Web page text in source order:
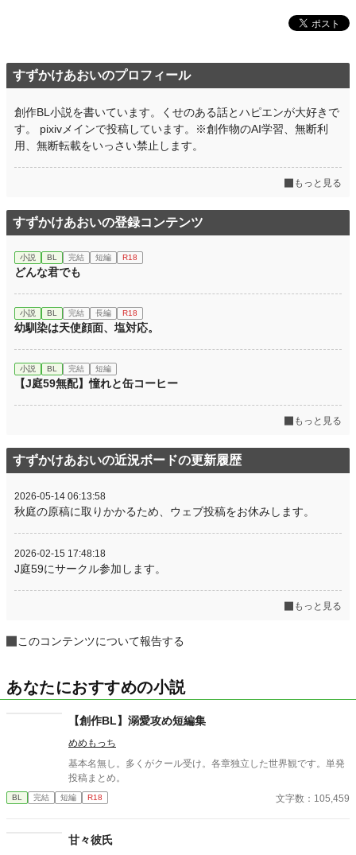
すずかけあおいのプロフィール
創作BL小説を書いています。くせのある話とハピエンが大好きで
す。 pixivメインで投稿しています。※創作物のAI学習、無断利
用、無断転載をいっさい禁止します。
もっと見る
すずかけあおいの登録コンテンツ
小説 BL 完結 短編 R18
どんな君でも
小説 BL 完結 長編 R18
幼馴染は天使顔面、塩対応。
小説 BL 完結 短編
【J庭59無配】憧れと缶コーヒー
もっと見る
すずかけあおいの近況ボードの更新履歴
2026-05-14 06:13:58
秋庭の原稿に取りかかるため、ウェブ投稿をお休みします。
2026-02-15 17:48:18
J庭59にサークル参加します。
もっと見る
このコンテンツについて報告する
あなたにおすすめの小説
【創作BL】溺愛攻め短編集
めめもっち
基本名無し。多くがクール受け。各章独立した世界観です。単発
投稿まとめ。
BL 完結 短編 R18 文字数：105,459
甘々彼氏